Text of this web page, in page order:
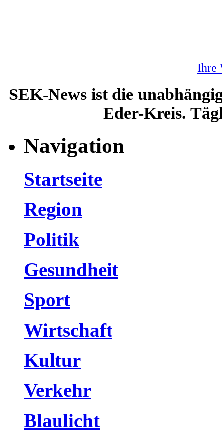
Ihre
SEK-News ist die
Eder-Kreis.
Navigation
Startseite
Region
Politik
Gesundheit
Sport
Wirtschaft
Kultur
Verkehr
Blaulicht